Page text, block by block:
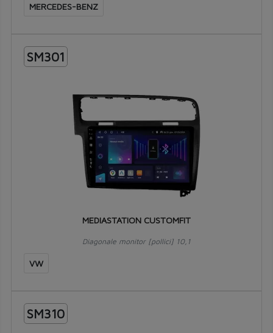
MERCEDES-BENZ
SM301
MEDIASTATION CUSTOMFIT
Diagonale monitor [pollici] 10,1
VW
SM310